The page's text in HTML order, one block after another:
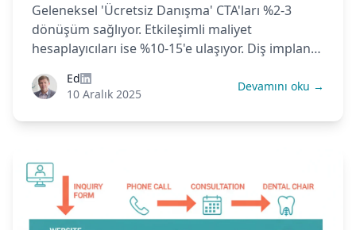
Geleneksel 'Ücretsiz Danışma' CTA'ları %2-3
dönüşüm sağlıyor. Etkileşimli maliyet
hesaplayıcıları ise %10-15'e ulaşıyor. Diş implantı
psikolojiyi, verileri ve ROI'yi keşfedin.
Ed
10 Aralık 2025
Devamını oku →